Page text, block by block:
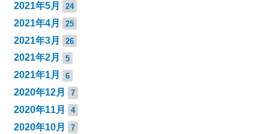
2021年5月 24
2021年4月 25
2021年3月 26
2021年2月 5
2021年1月 6
2020年12月 7
2020年11月 4
2020年10月 7